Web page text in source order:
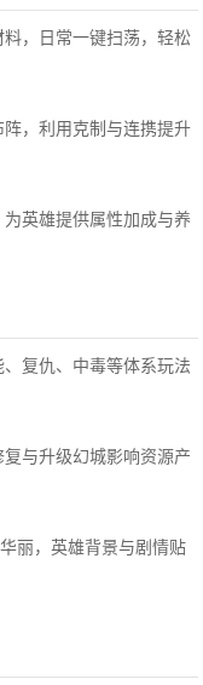
，日常一键扫荡，轻松
，利用克制与连携提升
英雄提供属性加成与养
复仇、中毒等体系玩法
与升级幻城影响资源产
丽，英雄背景与剧情贴